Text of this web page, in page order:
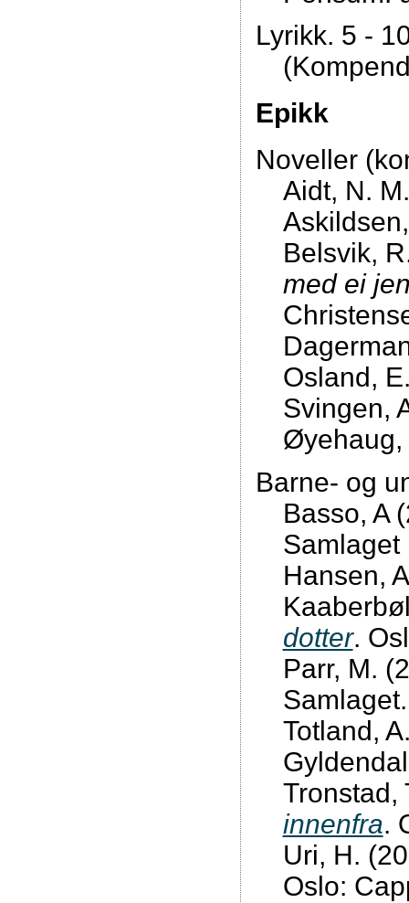
Lyrikk. 5 -
Epikk
Noveller
Aidt, N.
Belsvik,
med ei
Osland,
Svingen,
Barne- og
Basso, A
Samlaget
Hansen,
dotter.
Parr, M.
Samlaget.
Totland,
Tronstad,
innenfra.
Uri, H.
Oslo: